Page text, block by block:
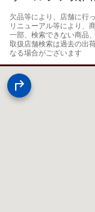
欠品等により、店舗に行
リニューアル等により、
一部、検索できない商品
取扱店舗検索は過去の出
なる場合がございます